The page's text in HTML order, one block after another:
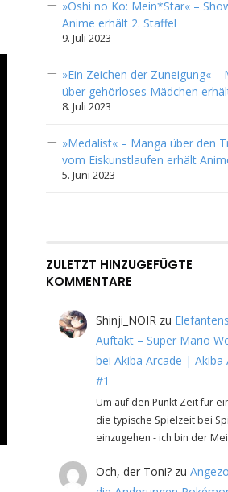
»Oshi no Ko: Mein*Star« –
Anime erhält 2. Staffel
9. Juli 2023
»Ein Zeichen der Zuneigung« –
über gehörloses Mädchen
8. Juli 2023
»Medalist« – Manga über den
vom Eiskunstlaufen erhält
5. Juni 2023
ZULETZT HINZUGEFÜGTE
KOMMENTARE
Shinji_NOIRzu
Auftakt – Super Mario
bei Akiba Arcade | Akiba
#1
Um auf den Punkt Zeit für
die typische Spielzeit bei
einzugehen - ich bin der
Och, der Toni?zu